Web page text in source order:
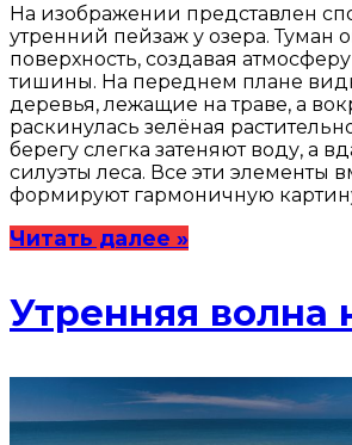
На изображении представлен
утренний пейзаж у озера. Туман
поверхность, создавая
тишины. На переднем плане
деревья, лежащие на траве, а
раскинулась зелёная
берегу слегка затеняют воду, а
силуэты леса. Все эти элементы
формируют гармоничную
Читать далее »
Утренняя волна